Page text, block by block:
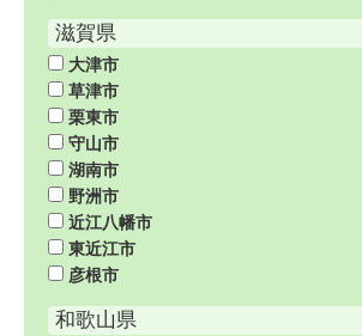
滋賀県
大津市
草津市
栗東市
守山市
湖南市
野洲市
近江八幡市
東近江市
彦根市
和歌山県